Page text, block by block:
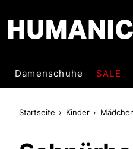
Damenschuhe SALE
Startseite Kinder